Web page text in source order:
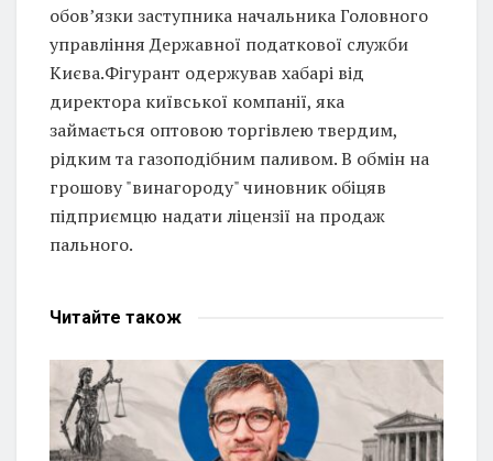
обовʼязки заступника начальника Головного
управління Державної податкової служби
Києва.Фігурант одержував хабарі від
директора київської компанії, яка
займається оптовою торгівлею твердим,
рідким та газоподібним паливом. В обмін на
грошову "винагороду" чиновник обіцяв
підприємцю надати ліцензії на продаж
пального.
Читайте також